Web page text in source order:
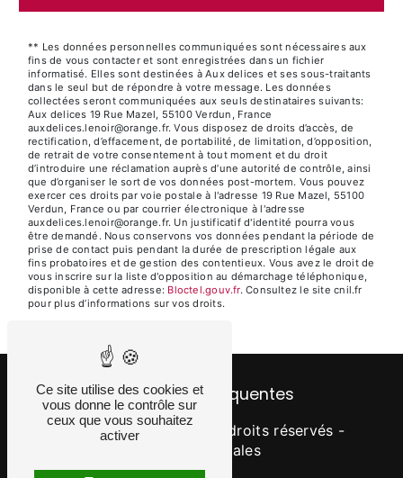
** Les données personnelles communiquées sont nécessaires aux
fins de vous contacter et sont enregistrées dans un fichier
informatisé. Elles sont destinées à Aux delices et ses sous-traitants
dans le seul but de répondre à votre message. Les données
collectées seront communiquées aux seuls destinataires suivants:
Aux delices 19 Rue Mazel, 55100 Verdun, France
auxdelices.lenoir@orange.fr. Vous disposez de droits d’accès, de
rectification, d’effacement, de portabilité, de limitation, d’opposition,
de retrait de votre consentement à tout moment et du droit
d’introduire une réclamation auprès d’une autorité de contrôle, ainsi
que d’organiser le sort de vos données post-mortem. Vous pouvez
exercer ces droits par voie postale à l'adresse 19 Rue Mazel, 55100
Verdun, France ou par courrier électronique à l'adresse
auxdelices.lenoir@orange.fr. Un justificatif d'identité pourra vous
être demandé. Nous conservons vos données pendant la période de
prise de contact puis pendant la durée de prescription légale aux
fins probatoires et de gestion des contentieux. Vous avez le droit de
vous inscrire sur la liste d'opposition au démarchage téléphonique,
disponible à cette adresse:
Bloctel.gouv.fr. Consultez le site cnil.fr
pour plus d’informations sur vos droits.
Recherches fréquentes
©Vistalid- 2026 - Tous droits réservés -
Mentions légales
Ce site utilise des cookies et
vous donne le contrôle sur
ceux que vous souhaitez
activer